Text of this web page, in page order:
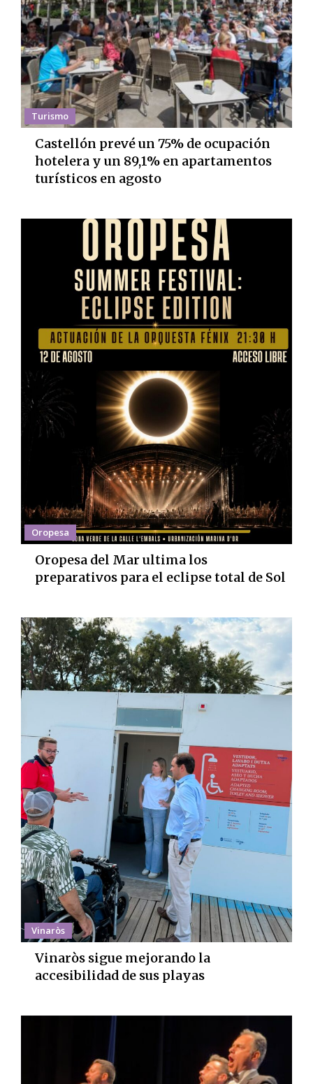
Turismo
Castellón prevé un 75% de ocupación
hotelera y un 89,1% en apartamentos
turísticos en agosto
Oropesa
Oropesa del Mar ultima los
preparativos para el eclipse total de Sol
Vinaròs
Vinaròs sigue mejorando la
accesibilidad de sus playas